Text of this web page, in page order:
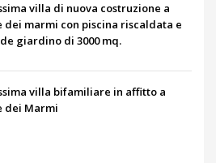
villa di nuova costruzione a
dei marmi con piscina riscaldata e
giardino di 3000 mq.
villa bifamiliare in affitto a
dei Marmi